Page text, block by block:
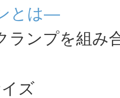
とは―
ランプを組み
ズ